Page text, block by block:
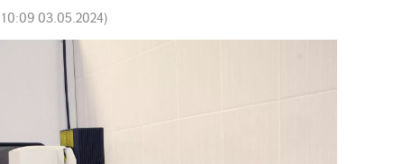
10:09 03.05.2024)